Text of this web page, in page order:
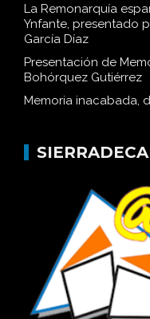
La Remonarquía
Ynfante, presentado
García Díaz
Presentación de
Bohórquez Gutiérrez
Memoria inacabada,